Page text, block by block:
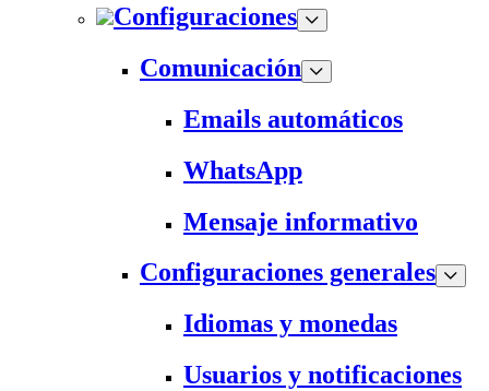
Configuraciones
Comunicación
Emails automáticos
WhatsApp
Mensaje informativo
Configuraciones generales
Idiomas y monedas
Usuarios y notificaciones